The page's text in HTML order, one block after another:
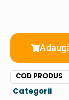
COD PRODUS
Categorii